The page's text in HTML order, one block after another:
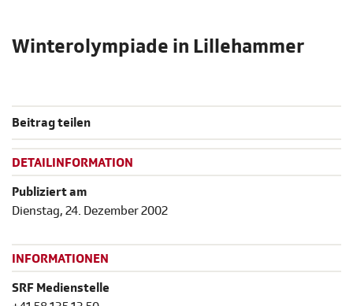
Winterolympiade in Lillehammer
Beitrag teilen
DETAILINFORMATION
Publiziert am
Dienstag, 24. Dezember 2002
INFORMATIONEN
SRF Medienstelle